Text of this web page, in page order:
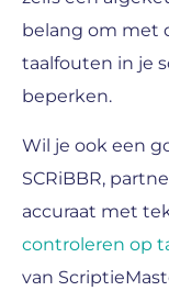
belang om met
taalfouten in je
beperken.
Wil je ook een
SCRiBBR,
accuraat met
controleren op
van